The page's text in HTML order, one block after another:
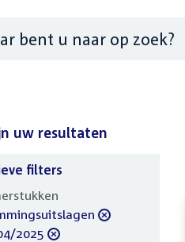
uw resultaten
filters
2025